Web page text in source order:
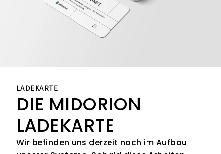
LADEKARTE
DIE MIDORION
LADEKARTE
Wir befinden uns derzeit noch im Aufbau